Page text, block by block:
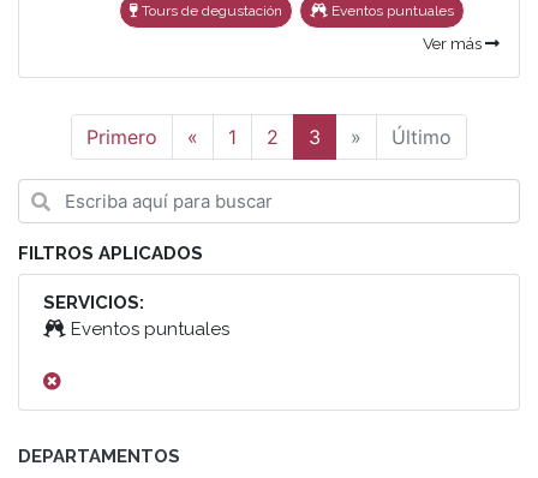
Tours de degustación Eventos puntuales
Ver más
Primero « Anterior
1 2 3 » Siguiente
Último
FILTROS APLICADOS
SERVICIOS:
Eventos puntuales
DEPARTAMENTOS